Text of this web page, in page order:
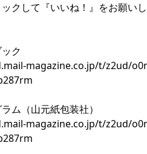
クして『いいね！』をお願い
ク
magazine.co.jp/t/z2ud/
ム（山元紙包装社）
magazine.co.jp/t/z2ud/